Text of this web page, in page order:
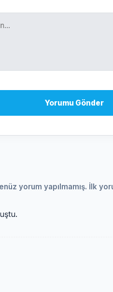
Yorumu Gönder
yorum yapılmamış. İlk